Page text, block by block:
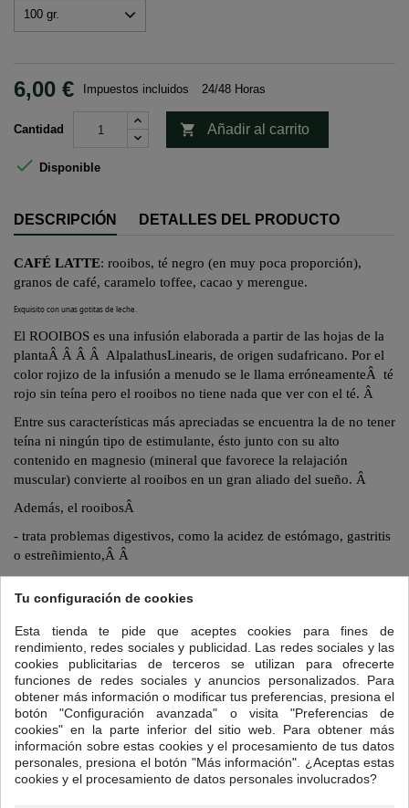
6,00 € Impuestos incluidos 24/48 Horas
Cantidad  Añadir al carrito
 Disponible
DESCRIPCIÓN DETALLES DEL PRODUCTO
CAFÉ LATTE: rooibos, té negro (en muy poca proporción),
granos de café, caramelo toffee, cacao y merengue.
Exquisito con unas gotitas de leche.
El ROOIBOS es una infusión elaborada a partir de las hojas de la
plantaÂ Â Â Â AlpalathusLinearis, de origen sudafricano. Por el
color rojizo de la infusión a menudo se le llama erróneamenteÂ té
rojo sin teína pero el rooibos no tiene nada que ver con el té. Â
Entre sus características más apreciadas se encuentra la de no tener
teína ni ningún tipo de estimulante, ésto junto con su alto
contenido en magnesio (mineral que favorece la relajación
muscular) convierte al rooibos en un gran aliado del sueño. Â
Además, el rooibosÂ
- trata problemas digestivos, como la acidez de estómago, gastritis
o estreñimiento,Â Â
funciona como un antihistamínico naturalÂ
- su alto contenido en minerales (potasio, sodio, magnesio, calcio,
hierroâ¦ ) lo convierten en un magníficoremineralizanteque ayuda
a combatir el cansancio sin que afecte a conciliar el sueño.Â
Para preparar tu taza de Café Latte:
Cantidad: una cucharadita de postre colmada.
Â
Temperatura del agua: 95ºCÂ
Tiempo de infusión:4 min.
Tu configuración de cookies
Esta tienda te pide que aceptes cookies para fines de
rendimiento, redes sociales y publicidad. Las redes sociales y las
cookies publicitarias de terceros se utilizan para ofrecerte
funciones de redes sociales y anuncios personalizados. Para
obtener más información o modificar tus preferencias, presiona el
botón "Configuración avanzada" o visita "Preferencias de
cookies" en la parte inferior del sitio web. Para obtener más
información sobre estas cookies y el procesamiento de tus datos
personales, presiona el botón "Más información". ¿Aceptas estas
cookies y el procesamiento de datos personales involucrados?